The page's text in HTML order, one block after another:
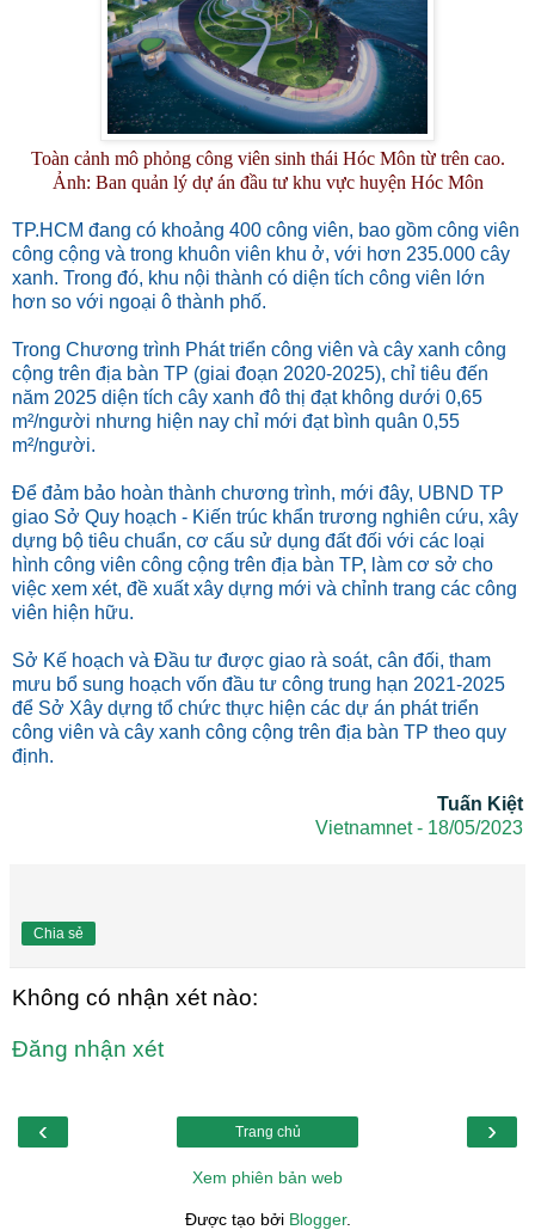
Toàn cảnh mô phỏng công viên sinh thái Hóc Môn từ trên cao.
Ảnh: Ban quản lý dự án đầu tư khu vực huyện Hóc Môn
TP.HCM đang có khoảng 400 công viên, bao gồm công viên
công cộng và trong khuôn viên khu ở, với hơn 235.000 cây
xanh. Trong đó, khu nội thành có diện tích công viên lớn
hơn so với ngoại ô thành phố.
Trong Chương trình Phát triển công viên và cây xanh công
cộng trên địa bàn TP (giai đoạn 2020-2025), chỉ tiêu đến
năm 2025 diện tích cây xanh đô thị đạt không dưới 0,65
m²/người nhưng hiện nay chỉ mới đạt bình quân 0,55
m²/người.
Để đảm bảo hoàn thành chương trình, mới đây, UBND TP
giao Sở Quy hoạch - Kiến trúc khẩn trương nghiên cứu, xây
dựng bộ tiêu chuẩn, cơ cấu sử dụng đất đối với các loại
hình công viên công cộng trên địa bàn TP, làm cơ sở cho
việc xem xét, đề xuất xây dựng mới và chỉnh trang các công
viên hiện hữu.
Sở Kế hoạch và Đầu tư được giao rà soát, cân đối, tham
mưu bổ sung hoạch vốn đầu tư công trung hạn 2021-2025
để Sở Xây dựng tổ chức thực hiện các dự án phát triển
công viên và cây xanh công cộng trên địa bàn TP theo quy
định.
Tuấn Kiệt
Vietnamnet - 18/05/2023
Chia sẻ
Không có nhận xét nào:
Đăng nhận xét
‹ ›
Trang chủ
Xem phiên bản web
Được tạo bởi Blogger.